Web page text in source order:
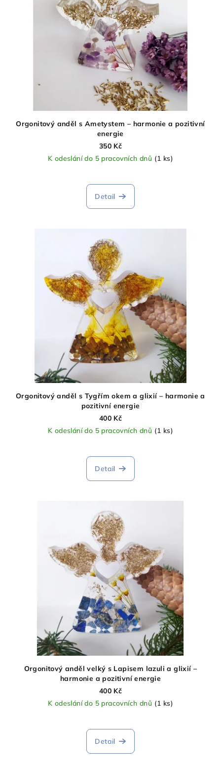
Orgonitový anděl s Ametystem – harmonie a pozitivní
energie
350 Kč
K odeslání do 5 pracovních dnů (1 ks)
Detail
Orgonitový anděl s Tygřím okem a glixií – harmonie a
pozitivní energie
400 Kč
K odeslání do 5 pracovních dnů (1 ks)
Detail
Orgonitový anděl velký s Lapisem lazuli a glixií –
harmonie a pozitivní energie
400 Kč
K odeslání do 5 pracovních dnů (1 ks)
Detail